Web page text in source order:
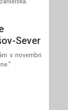
Sever
v novembri